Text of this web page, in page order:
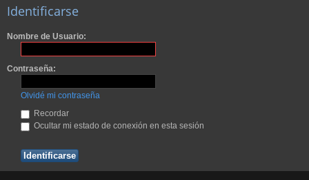
Identificarse
Nombre de Usuario:
Contraseña:
Olvidé mi contraseña
Recordar
Ocultar mi estado de conexión en esta sesión